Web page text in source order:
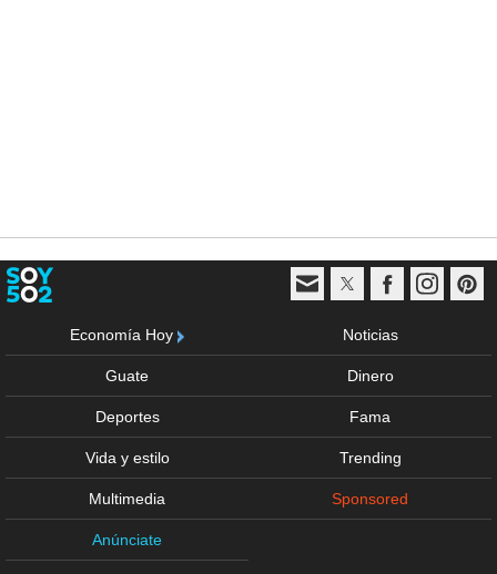
Economía Hoy Noticias
Guate Dinero
Deportes Fama
Vida y estilo Trending
Multimedia Sponsored
Anúnciate